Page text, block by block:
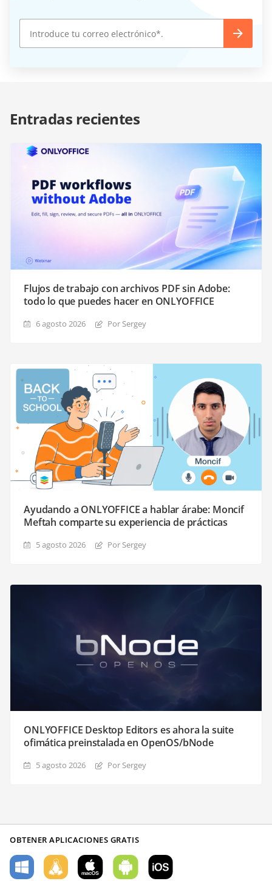
Entradas recientes
Flujos de trabajo con archivos PDF sin Adobe:
todo lo que puedes hacer en ONLYOFFICE
6 agosto 2026 Por Sergey
Ayudando a ONLYOFFICE a hablar árabe: Moncif
Meftah comparte su experiencia de prácticas
5 agosto 2026 Por Sergey
ONLYOFFICE Desktop Editors es ahora la suite
ofimática preinstalada en OpenOS/bNode
5 agosto 2026 Por Sergey
OBTENER APLICACIONES GRATIS